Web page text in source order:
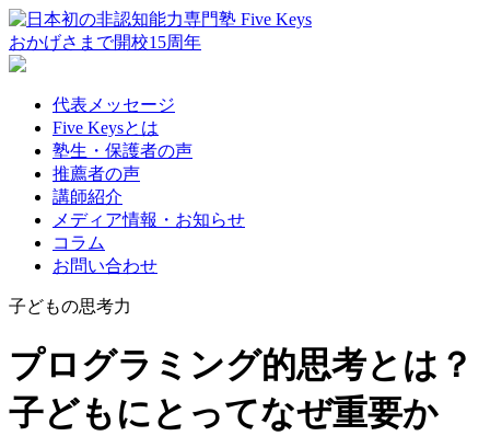
おかげさまで開校15周年
代表メッセージ
Five Keysとは
塾生・保護者の声
推薦者の声
講師紹介
メディア情報・お知らせ
コラム
お問い合わせ
子どもの思考力
プログラミング的思考とは？
子どもにとってなぜ重要か